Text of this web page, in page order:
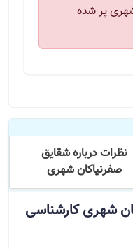
پر شده
نظرات درباره شقایق
صفرنیاکان شهری
شهری کارشناسی